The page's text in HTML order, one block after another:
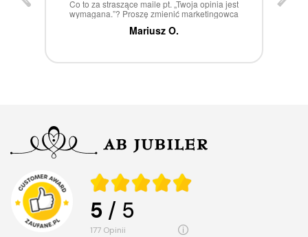
W 100% polecam
Marcin Z.
5 / 5
177 opinii